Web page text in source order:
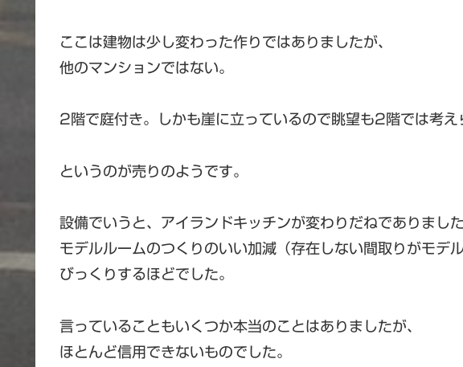
ここは建物は少し変わった作りではありましたが、
他のマンションではない。
2階で庭付き。しかも崖に立っているので眺望も2階では考え
というのが売りのようです。
設備でいうと、アイランドキッチンが変わりだねでありました
モデルルームのつくりのいい加減（存在しない間取りがモデ
びっくりするほどでした。
言っていることもいくつか本当のことはありましたが、
ほとんど信用できないものでした。